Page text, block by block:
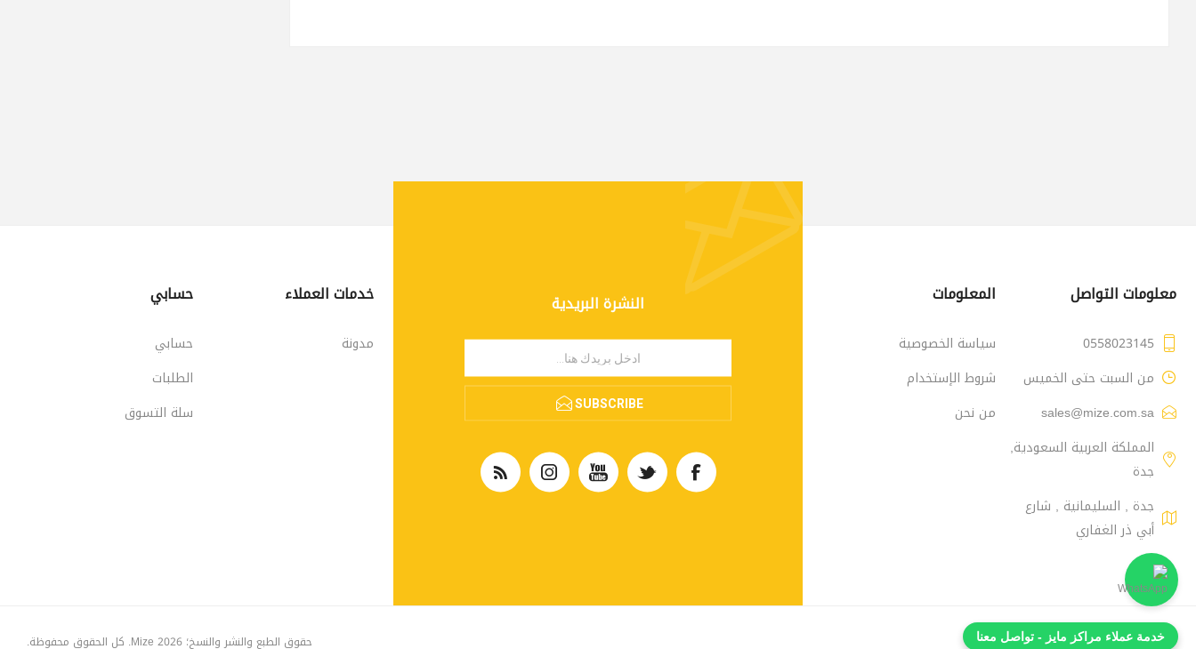
النشرة البريدية
SUBSCRIBE
معلومات التواصل
0558023145
من السبت حتى الخميس
sales@mize.com.sa
المملكة العربية السعودية,
جدة
جدة , السليمانية , شارع
أبي ذر الغفاري
المعلومات
سياسة الخصوصية
شروط الإستخدام
من نحن
خدمات العملاء
مدونة
حسابي
حسابي
الطلبات
سلة التسوق
Powered bynopCommerce حقوق الطبع والنشر والنسخ؛ 2026 Mize. كل الحقوق محفوظة. خدمة عملاء مراكز مايز - تواصل معنا